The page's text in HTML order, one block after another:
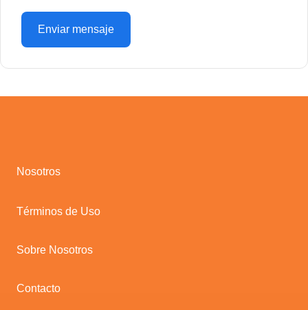
Enviar mensaje
Nosotros
Términos de Uso
Sobre Nosotros
Contacto